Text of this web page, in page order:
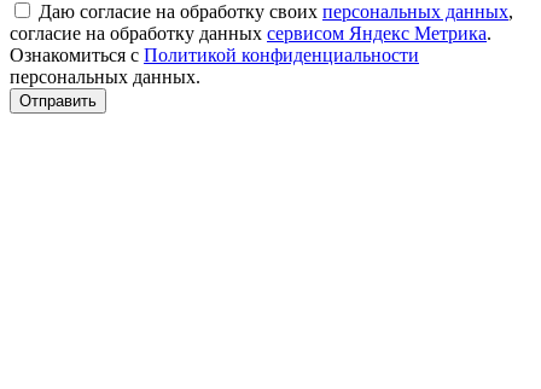
Даю согласие на обработку своих персональных данных,
согласие на обработку данных сервисом Яндекс Метрика.
Ознакомиться с Политикой конфиденциальности
персональных данных.